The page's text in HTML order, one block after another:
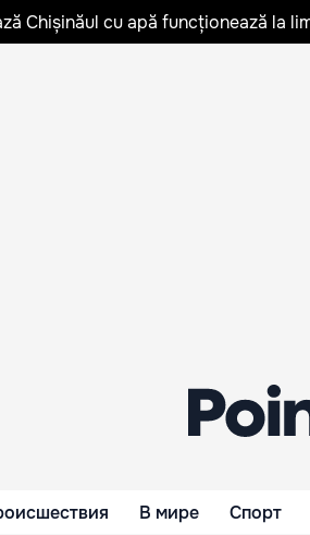
Chișinăul cu apă funcționează la
В мире Спорт